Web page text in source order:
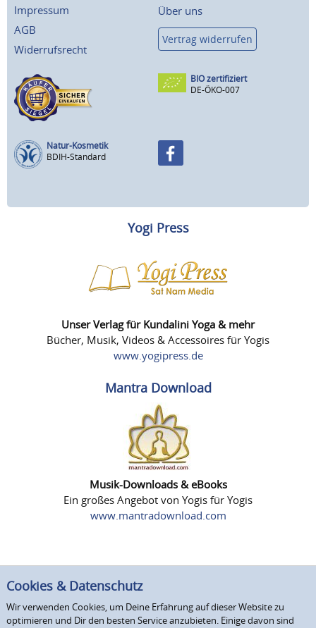
Impressum
AGB
Widerrufsrecht
Über uns
Vertrag widerrufen
BIO zertifiziert
DE-ÖKO-007
Natur-Kosmetik
BDIH-Standard
Yogi Press
Unser Verlag für Kundalini Yoga & mehr
Bücher, Musik, Videos & Accessoires für Yogis
www.yogipress.de
Mantra Download
Musik-Downloads & eBooks
Ein großes Angebot von Yogis für Yogis
www.mantradownload.com
Cookies & Datenschutz
Wir verwenden Cookies, um Deine Erfahrung auf dieser Website zu
optimieren und Dir den besten Service anzubieten. Einige davon sind